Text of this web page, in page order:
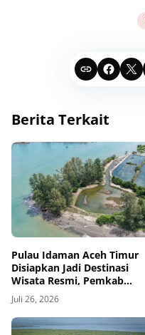
Berita Terkait
Pulau Idaman Aceh Timur
Disiapkan Jadi Destinasi
Wisata Resmi, Pemkab
Dorong Qanun Pariwisata
Gampong
Juli 26, 2026